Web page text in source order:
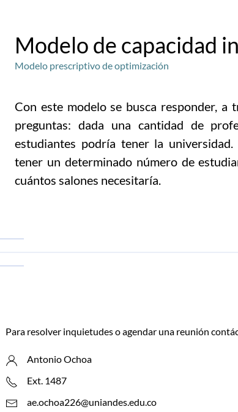
Modelo de capacidad
Modelo prescriptivo de optimización
Con este modelo se busca responder, a
preguntas: dada una cantidad de
estudiantes podría tener la
tener un determinado número de
cuántos salones necesitaría.
Para resolver inquietudes o agendar una reunión
Antonio Ochoa
Ext. 1487
ae.ochoa226@uniandes.edu.co